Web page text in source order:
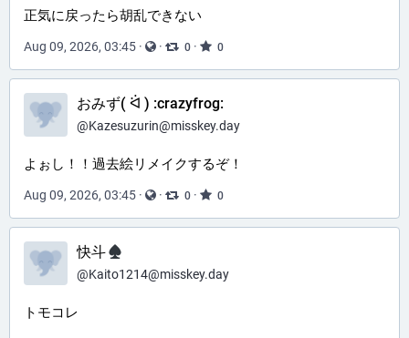
正気に戻ったら胡乱できない
Aug 09, 2026, 03:45 · · 0 · 0
おみず( ᐛ ) :crazyfrog:
@Kazesuzurin@misskey.day
よぉし！！過去絵リメイクするぞ！
Aug 09, 2026, 03:45 · · 0 · 0
快斗
@Kaito1214@misskey.day
トモコレ